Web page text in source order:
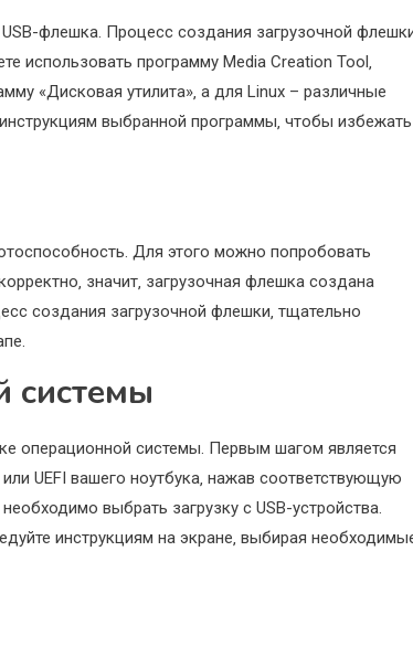
флешка. Процесс создания загрузочной
использовать программу Media Creation Tool‚
«Дисковая утилита»‚ а для Linux – различные
выбранной программы‚ чтобы избежать
Для этого можно попробовать
значит‚ загрузочная флешка создана
создания загрузочной флешки‚ тщательно
системы
операционной системы. Первым шагом является
UEFI вашего ноутбука‚ нажав соответствующую
выбрать загрузку с USB-устройства.
инструкциям на экране‚ выбирая